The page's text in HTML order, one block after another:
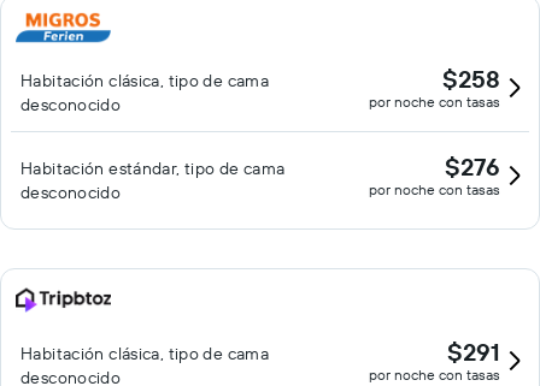
Habitación clásica, tipo de cama
desconocido
$258
por noche con tasas
Habitación estándar, tipo de cama
desconocido
$276
por noche con tasas
Habitación clásica, tipo de cama
desconocido
$291
por noche con tasas